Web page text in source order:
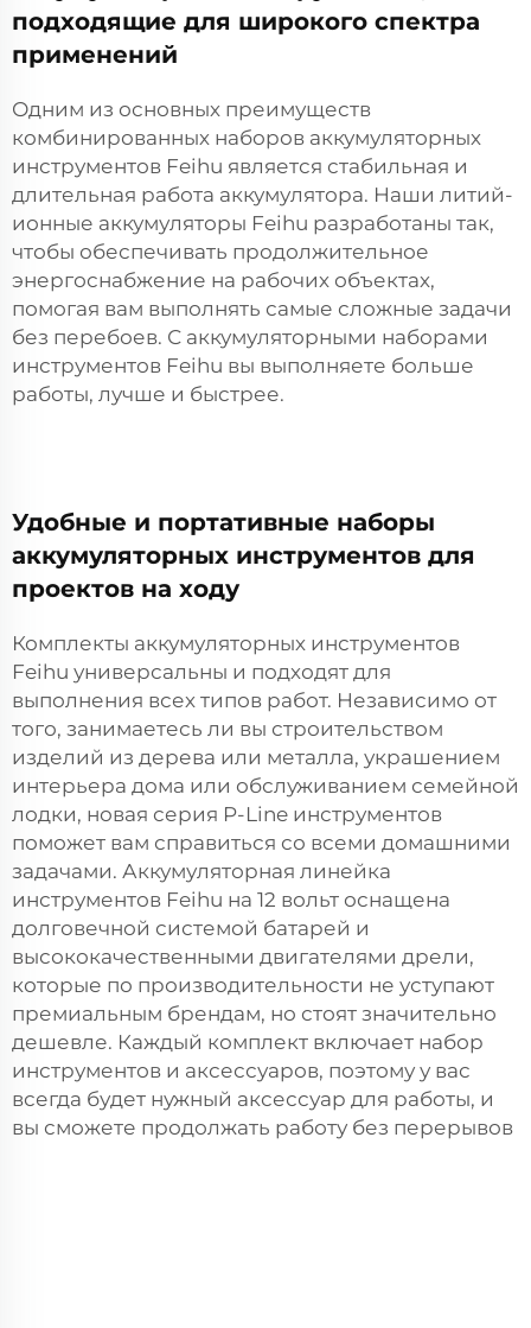
подходящие для широкого спектра
применений
Одним из основных преимуществ
комбинированных наборов аккумуляторных
инструментов Feihu является стабильная и
длительная работа аккумулятора. Наши литий-
ионные аккумуляторы Feihu разработаны так,
чтобы обеспечивать продолжительное
энергоснабжение на рабочих объектах,
помогая вам выполнять самые сложные задачи
без перебоев. С аккумуляторными наборами
инструментов Feihu вы выполняете больше
работы, лучше и быстрее.
Удобные и портативные наборы
аккумуляторных инструментов для
проектов на ходу
Комплекты аккумуляторных инструментов
Feihu универсальны и подходят для
выполнения всех типов работ. Независимо от
того, занимаетесь ли вы строительством
изделий из дерева или металла, украшением
интерьера дома или обслуживанием семейной
лодки, новая серия P-Line инструментов
поможет вам справиться со всеми домашними
задачами. Аккумуляторная линейка
инструментов Feihu на 12 вольт оснащена
долговечной системой батарей и
высококачественными двигателями дрели,
которые по производительности не уступают
премиальным брендам, но стоят значительно
дешевле. Каждый комплект включает набор
инструментов и аксессуаров, поэтому у вас
всегда будет нужный аксессуар для работы, и
вы сможете продолжать работу без перерывов